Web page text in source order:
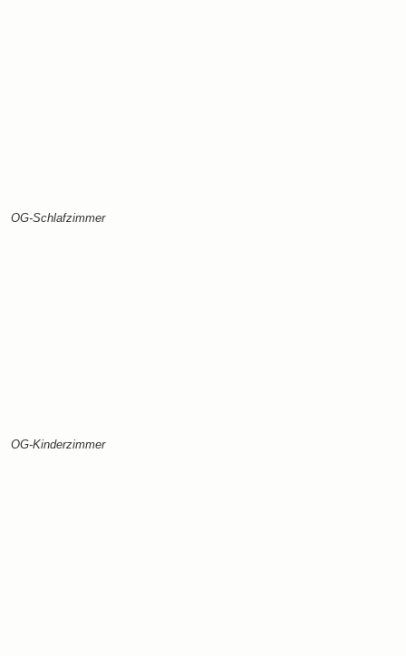
OG-Schlafzimmer
OG-Kinderzimmer